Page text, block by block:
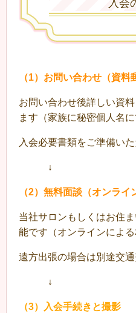
入会
（1）お問い合わせ（資料
お問い合わせ後詳しい資
ます（家族に秘密個人名に
入会必要書類をご準備い
↓
（2）無料面談（オンライ
当社サロンもしくはお住
能です（オンラインによる
遠方出張の場合は別途交
↓
（3）入会手続きと撮影